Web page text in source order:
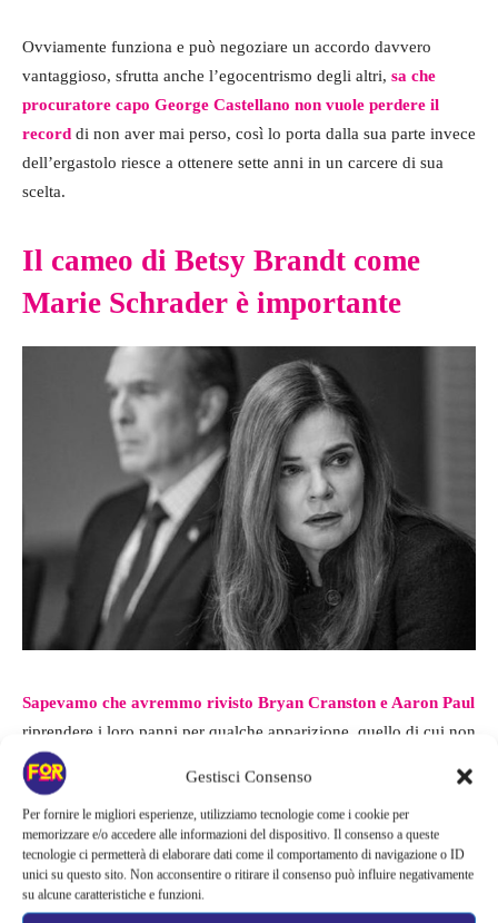
Gestisci Consenso
Per fornire le migliori esperienze, utilizziamo tecnologie come i cookie per
memorizzare e/o accedere alle informazioni del dispositivo. Il consenso a queste
tecnologie ci permetterà di elaborare dati come il comportamento di navigazione o ID
unici su questo sito. Non acconsentire o ritirare il consenso può influire negativamente
su alcune caratteristiche e funzioni.
Ovviamente funziona e può negoziare un accordo davvero
vantaggioso, sfrutta anche l’egocentrismo degli altri, sa che
procuratore capo George Castellano non vuole perdere il
record di non aver mai perso, così lo porta dalla sua parte invece
dell’ergastolo riesce a ottenere sette anni in un carcere di sua
scelta.
Il cameo di Betsy Brandt come
Marie Schrader è importante
Sapevamo che avremmo rivisto Bryan Cranston e Aaron Paul
riprendere i loro panni per qualche apparizione, quello di cui non
avevamo idea è che sarebbe tornata anche
nuovamente come Marie Schrader
, vedova di un agente della
DEA morto inseguendo Heisenberg. La donna assiste alla
sentenza ma Jimmy riesce a convincerla a parlargli
confondendola. Il messaggio è per l’accusa una sfida aperta se
riesce a guardare negli occhi quella donna che ha perso il marito